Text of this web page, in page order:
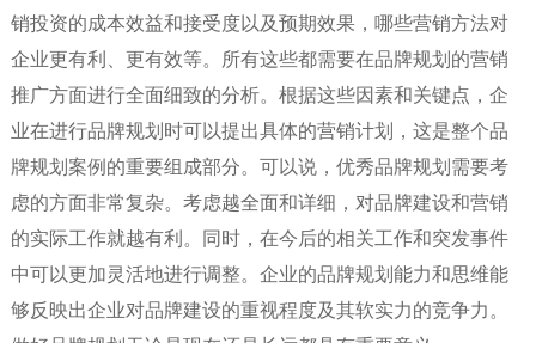
销投资的成本效益和接受度以及预期效果，哪些营销方法对
企业更有利、更有效等。所有这些都需要在品牌规划的营销
推广方面进行全面细致的分析。根据这些因素和关键点，企
业在进行品牌规划时可以提出具体的营销计划，这是整个品
牌规划案例的重要组成部分。可以说，优秀品牌规划需要考
虑的方面非常复杂。考虑越全面和详细，对品牌建设和营销
的实际工作就越有利。同时，在今后的相关工作和突发事件
中可以更加灵活地进行调整。企业的品牌规划能力和思维能
够反映出企业对品牌建设的重视程度及其软实力的竞争力。